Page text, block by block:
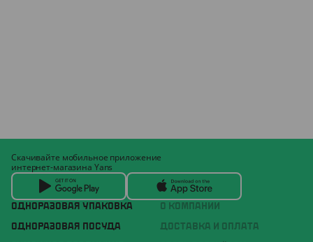
ОДНОРАЗОВАЯ УПАКОВКА
ОДНОРАЗОВАЯ ПОСУДА
О КОМПАНИИ
ДОСТАВКА И ОПЛАТА
Скачивайте мобильное приложение
интернет-магазина Yans